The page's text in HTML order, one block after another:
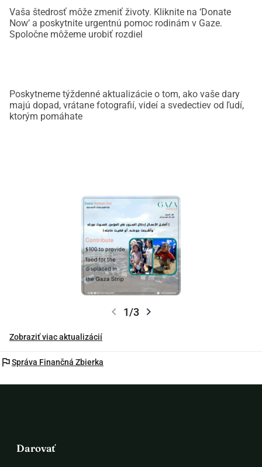
Vaša štedrosť môže zmeniť životy. Kliknite na ‘Donate
Now’ a poskytnite urgentnú pomoc rodinám v Gaze.
Spoločne môžeme urobiť rozdiel
Poskytneme týždenné aktualizácie o tom, ako vaše dary
majú dopad, vrátane fotografií, videí a svedectiev od ľudí,
ktorým pomáhate
chevron_left 1/3 chevron_right
Zobraziť viac aktualizácií
flagSpráva Finančná Zbierka
Darovať